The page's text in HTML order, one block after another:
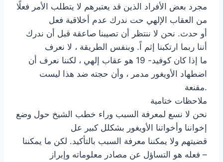
مجرد بعض الأفراد الذين قد يعتبرهم لا يتطلب الأمر فعلًا
من العقاب الإلهي حت ندرك عدم أخلاقية فعل
أو حدث. نحن لا ننتظر أن تصيبنا صاعقة قبل أن ندرك
أننا ربما ارتكبنا إثم اً. وبنفس الطريقة ، لا نعرف
ما إذا كان كوفيد- 19 هو عقاب إلهي ، لكننا نعرف أن
اضطهاد الأويغور مدمر ، وأن حجته ضد هذا ليست
مقنعة.
ملاحظات ختامية
نحن لا نسع لمعرفة السبب وراء خطب الشيخ حول وضع
إخواننا وأخواتنا الأويغور بشكلل كبير عل
قضيتهم ولا يمكننا معرفة السبب بالتأكيد. لكن ما يمكننا
فعله هو التساؤل عن مصادر معلوماته وإبراز –